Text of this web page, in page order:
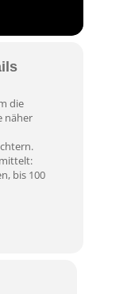
die
näher
bis 100